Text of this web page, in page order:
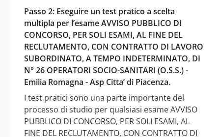
Passo 2: Eseguire un test pratico a scelta
multipla per l’esame AVVISO PUBBLICO DI
CONCORSO, PER SOLI ESAMI, AL FINE DEL
RECLUTAMENTO, CON CONTRATTO DI LAVORO
SUBORDINATO, A TEMPO INDETERMINATO, DI
N° 26 OPERATORI SOCIO-SANITARI (O.S.S.) -
Emilia Romagna - Asp Citta’ di Piacenza.
I test pratici sono una parte importante del
processo di studio per qualsiasi esame AVVISO
PUBBLICO DI CONCORSO, PER SOLI ESAMI, AL
FINE DEL RECLUTAMENTO, CON CONTRATTO DI